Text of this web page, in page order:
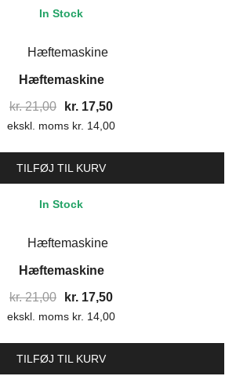
In Stock
Hæftemaskine
kr.21,00
Den
oprindelige
var:
kr. 21,00.
kr. 17,50Den
aktuelle
kr. 17,50.
ekskl. moms kr. 14,00
TILFØJ TIL KURV
In Stock
Hæftemaskine
kr.21,00
Den
oprindelige
var:
kr. 21,00.
kr. 17,50Den
aktuelle
kr. 17,50.
ekskl. moms kr. 14,00
TILFØJ TIL KURV